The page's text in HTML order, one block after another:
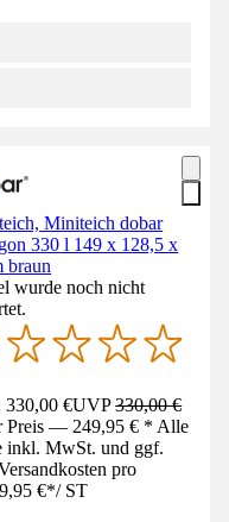
Miniteich dobar
330 l 149 x 128,5 x
braun
wurde noch nicht
€UVP330,00 €
Preis — 249,95 € * Alle
inkl. MwSt. und ggf.
pro
€*/ ST